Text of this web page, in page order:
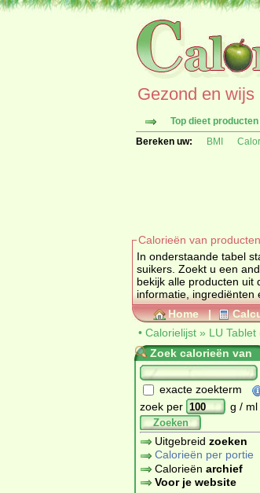
Gezond en
Top dieet producten
Bereken uw:
BMI
Calorieën van producten
In onderstaande tabel
suikers. Zoekt u
bekijk alle producten uit
informatie, ingrediënten
Home |
• Calorielijst » LU Tablet
Zoek calorieën van
exacte zoekterm
zoek per
g / ml
Zoeken
Uitgebreid zoeken
Calorieën per portie
Calorieën archief
Voor je website